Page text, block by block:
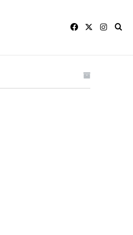
Facebook